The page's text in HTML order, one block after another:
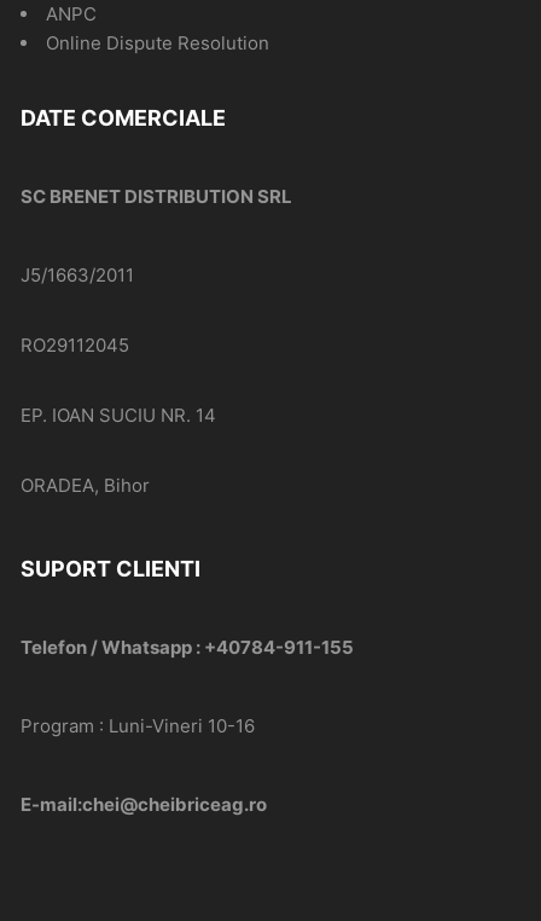
ANPC
Online Dispute Resolution
DATE COMERCIALE
SC BRENET DISTRIBUTION SRL
J5/1663/2011
RO29112045
EP. IOAN SUCIU NR. 14
ORADEA, Bihor
SUPORT CLIENTI
Telefon / Whatsapp : +40784-911-155
Program : Luni-Vineri 10-16
E-mail:chei@cheibriceag.ro